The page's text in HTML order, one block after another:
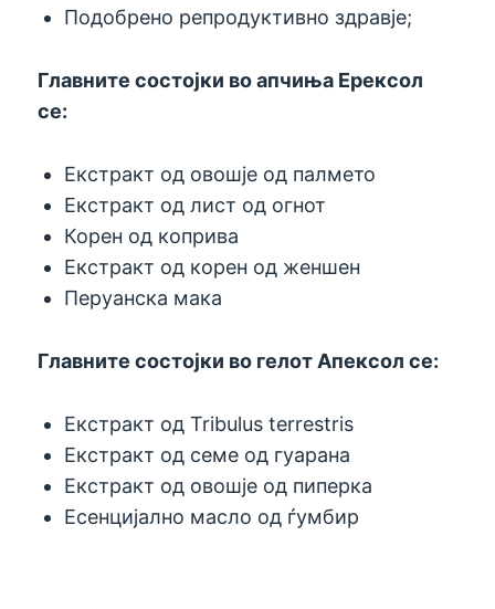
Подобрено репродуктивно здравје;
Главните состојки во апчиња Ерексол
се:
Екстракт од овошје од палмето
Екстракт од лист од огнот
Корен од коприва
Екстракт од корен од женшен
Перуанска мака
Главните состојки во гелот Апексол се:
Екстракт од Tribulus terrestris
Екстракт од семе од гуарана
Екстракт од овошје од пиперка
Есенцијално масло од ѓумбир